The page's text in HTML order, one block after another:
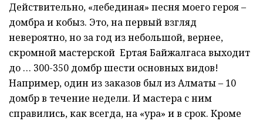
Действительно, «лебединая» песня моего героя –
домбра и кобыз. Это, на первый взгляд
невероятно, но за год из небольшой, вернее,
скромной мастерской Ертая Байжалгаса выходит
до … 300-350 домбр шести основных видов!
Например, один из заказов был из Алматы – 10
домбр в течение недели. И мастера с ним
справились, как всегда, на «ура» и в срок. Кроме